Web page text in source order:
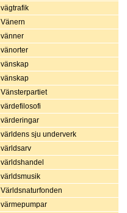
vägtrafik
Vänern
vänner
vänorter
vänskap
vänskap
Vänsterpartiet
värdefilosofi
värderingar
världens sju underverk
världsarv
världshandel
världsmusik
Världsnaturfonden
värmepumpar